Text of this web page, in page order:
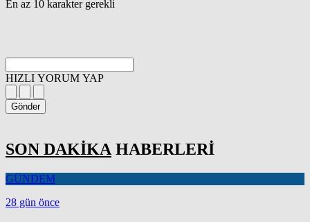
En az 10 karakter gerekli
HIZLI YORUM YAP
Gönder
SON DAKİKA HABERLERİ
GÜNDEM
28 gün önce